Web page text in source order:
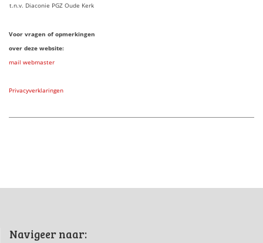
t.n.v. Diaconie PGZ Oude Kerk
Voor vragen of opmerkingen
over deze website:
mail webmaster
Privacyverklaringen
Navigeer naar: